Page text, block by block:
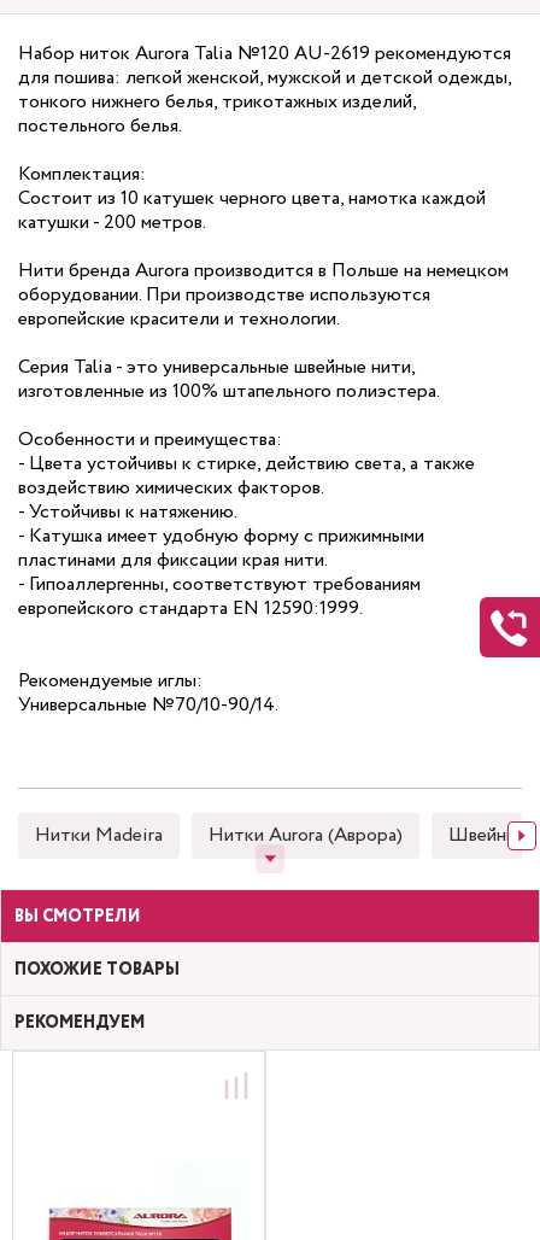
Набор ниток Aurora Talia №120 AU-2619 рекомендуются
для пошива: легкой женской, мужской и детской одежды,
тонкого нижнего белья, трикотажных изделий,
постельного белья.
Комплектация:
Состоит из 10 катушек черного цвета, намотка каждой
катушки - 200 метров.
Нити бренда Aurora производится в Польше на немецком
оборудовании. При производстве используются
европейские красители и технологии.
Серия Talia - это универсальные швейные нити,
изготовленные из 100% штапельного полиэстера.
Особенности и преимущества:
- Цвета устойчивы к стирке, действию света, а также
воздействию химических факторов.
- Устойчивы к натяжению.
- Катушка имеет удобную форму с прижимными
пластинами для фиксации края нити.
- Гипоаллергенны, соответствуют требованиям
европейского стандарта EN 12590:1999.
Рекомендуемые иглы:
Универсальные №70/10-90/14.
Нитки Madeira Нитки Aurora (Аврора) Швейные
ВЫ СМОТРЕЛИ
ПОХОЖИЕ ТОВАРЫ
РЕКОМЕНДУЕМ